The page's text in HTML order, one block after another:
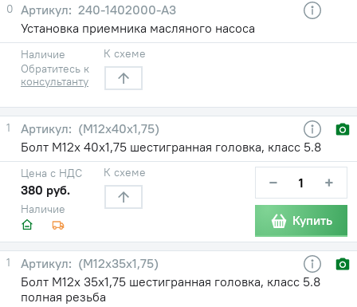
0
240-1402000-А3
Установка приемника масляного насоса
Наличие
Обратитесь к
консультанту
К схеме
1
(М12х40х1,75)
Болт М12х 40х1,75 шестигранная головка, класс 5.8
Наличие
Цена с НДС
380 руб.
К схеме − +
Купить
1
(М12х35х1,75)
Болт М12х 35х1,75 шестигранная головка, класс 5.8
полная резьба